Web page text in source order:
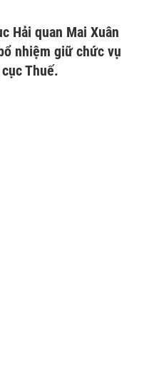
Hải quan Mai Xuân
nhiệm giữ chức vụ
Thuế.